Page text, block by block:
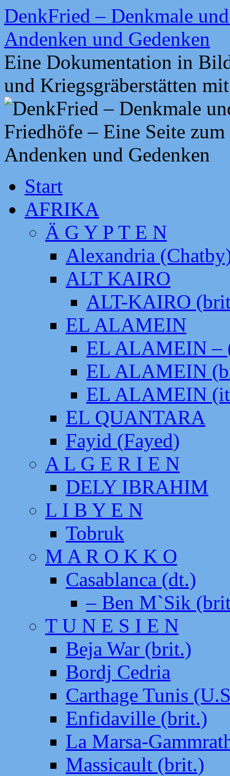
Zum
Inhalt
springen
DenkFried – Denkmale
Andenken und Gedenken
Eine Dokumentation in
und Kriegsgräberstätten
Start
AFRIKA
Ä G Y P T E N
Alexandria
ALT KAIRO
ALT-KAIRO
EL ALAMEIN
EL ALAMEIN –
EL ALAMEIN
EL ALAMEIN
EL QUANTARA
Fayid (Fayed)
A L G E R I E N
DELY IBRAHIM
L I B Y E N
Tobruk
M A R O K K O
Casablanca (dt.)
– Ben M`Sik
T U N E S I E N
Beja War (brit.)
Bordj Cedria
Carthage Tunis
Enfidaville (brit.)
La Marsa-
Massicault (brit.)